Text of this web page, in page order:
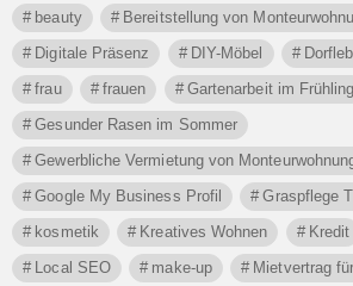
beauty
Bereitstellung von
Digitale Präsenz
DIY-Möbel
frau
frauen Gartenarbeit im Frühling
Gesunder Rasen im Sommer
Gewerbliche Vermietung von
Google My Business Profil
Graspflege
kosmetik
Kreatives Wohnen Kredit
Local SEO
make-up Mietvertrag